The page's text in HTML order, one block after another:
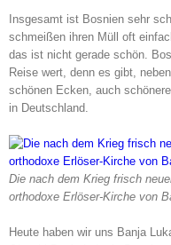
Insgesamt ist Bosnien sehr
schmeißen ihren Müll oft
das ist nicht gerade schön.
Reise wert, denn es gibt,
schönen Ecken, auch
in Deutschland.
Die nach dem Krieg frisch
orthodoxe Erlöser-Kirche von
Heute haben wir uns Banja